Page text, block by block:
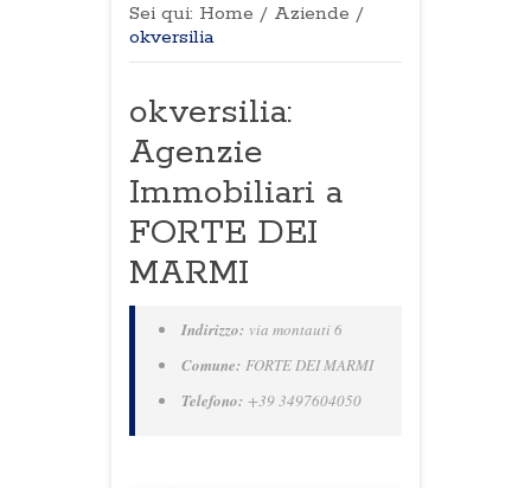
Sei qui: Home / Aziende /
okversilia
okversilia:
Agenzie
Immobiliari a
FORTE DEI
MARMI
Indirizzo: via montauti 6
Comune: FORTE DEI MARMI
Telefono: +39 3497604050